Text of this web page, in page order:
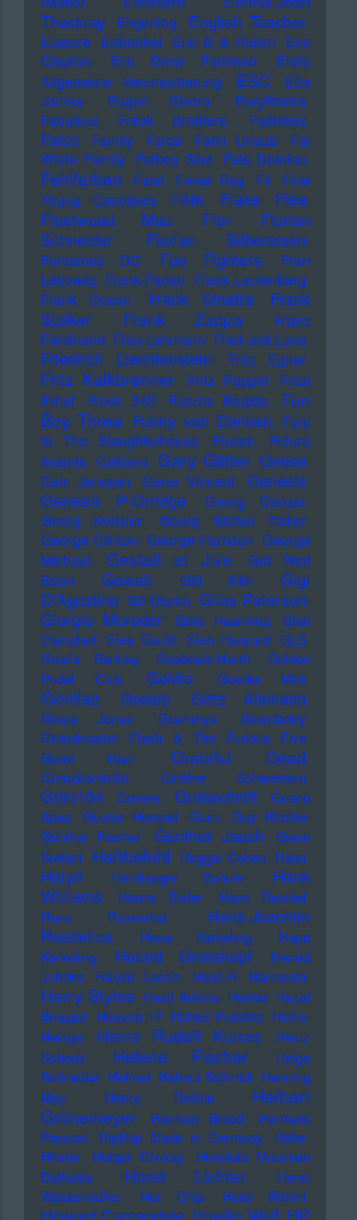
Thackray
Engerling English Teacher
Erasure Erdmöbel Eric B & Rakim Eric
Clapton
Eric Drew Feldman
Erste
Allgemeine Verunsicherung
ESC
Etta
James
Eugen Cicero
Eurythmics
Fabulous Freak Brothers
Faithless
Falco Family Farce Farin Urlaub
Fat
White Family Fatboy Slim Fats Domino
Fehlfarben Feist Fever Ray Fil
Fine
Young Cannibals
FINK Flake
Flea
Fleetwood Mac
Fler
Florian
Schneider
Florian Silbereisen
Fontaines DC Foo Fighters
Fran
Lebowitz Frank Farian Frank Laufenberg
Frank Ocean
Frank Sinatra
Frank
Spilker
Frank Zappa
Franz
Ferdinand Frau Lehmann Fred und Luna
Friedrich Liechtenstein Fritz Egner
Fritz Kalkbrenner Fritz Puppel
Fritzi
Ernst
Front 242 Fuerza Regida
Fun
Boy Three Funny van Dannen Fury
In The Slaughterhouse
Fusion
Future
Islands Galliano Gary Glitter Geese
Geir Jenssen Gene Vincent
Genesis
Genesis P-Orridge
Georg Danzer
Georg Kreisler
Georg Stefan Troller
George Clinton George Harrison George
Michael
Gestalt et Jive
Get Well
Soon
Gewalt GG Allin
Gigi
D'Agostino Gil Ofarim Giles Peterson
Giorgio Moroder
Gitte Haenning
Glen
Campbell Glen Gould Glen Hansard GLS
Gnarls Barkley
Goebbels/Harth
Golden
Pudel Club
Goldie Goodie Mob
Gorillaz Gossip Götz Alsmann
Grace Jones Grammys
Grandaddy
Grandmaster Flash & The Furious Five
Grant Hart
Grateful Dead
Grenzkontrolle Grether Schwestern
Grim104 Grimes Grobschnitt
Guano
Apes
Gunter Hampel Guru
Guy Ritchie
Günther Fischer
Günther Jauch
Gwen
Stefani Haftbefehl Haggai Cohen Haim
Haiyti Hamburger Schule
Hank
Williams
Hanns Eisler
Hans Reichel
Hans Rosenthal
Hans-Joachim
Roedelius
Haoe Kerkeling
Hape
Kerkeling
Harald Grosskopf
Harald
Juhnke
Harald Lesch Hard-Fi Harmonia
Harry Styles Hasil Adkins Hattler Hazel
Brugger Heaven 17 Heiner Pudelko Heino
Heintje
Heinz Rudolf Kunze
Heinz
Schenk
Helene Fischer
Helge
Schneider Helmet Helmut Schmidt Henning
May
Henry Rollins
Herbert
Grönemeyer
Herman Brood
Hermeto
Pascoal
HipHop Made in Germany
Hitler
Hitster
Holger Czukay
Honolulu Mountain
Daffodils
Horst Lichter
Horst
Weidenmüller
Hot Chip Hotel Rimini
Howard Carpendale Howlin Wolf HP